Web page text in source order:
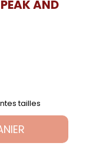
AND
tailles